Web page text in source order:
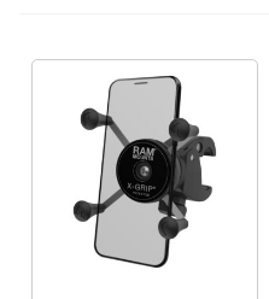
Laptop
Microphone
Phone